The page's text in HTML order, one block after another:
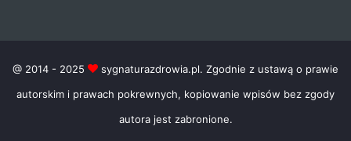
@ 2014 - 2025
sygnaturazdrowia.pl. Zgodnie z ustawą o prawie
autorskim i prawach pokrewnych, kopiowanie wpisów bez zgody
autora jest zabronione.